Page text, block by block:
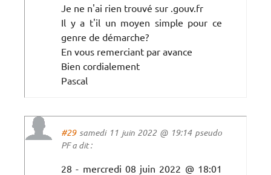
Je ne n'ai rien trouvé sur .gouv.fr
Il y a t'il un moyen simple pour ce
genre de démarche?
En vous remerciant par avance
Bien cordialement
Pascal
#29samedi 11 juin 2022 @ 19:14 pseudo
PF a dit :
28 - mercredi 08 juin 2022 @ 18:01